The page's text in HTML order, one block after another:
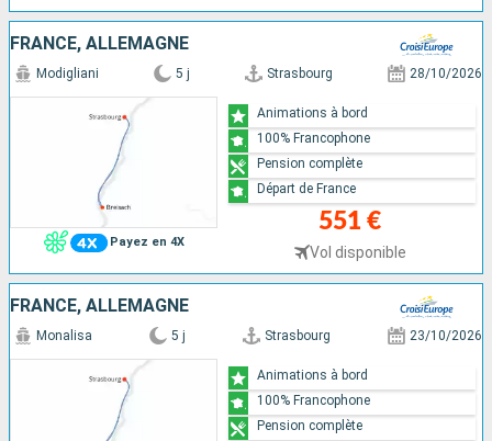
FRANCE, ALLEMAGNE
Payez en 4X
Modigliani 5 j Strasbourg 28/10/2026
551 €
Vol disponible
Animations à bord
100% Francophone
Pension complète
Départ de France
FRANCE, ALLEMAGNE
Monalisa 5 j Strasbourg 23/10/2026
Animations à bord
100% Francophone
Pension complète